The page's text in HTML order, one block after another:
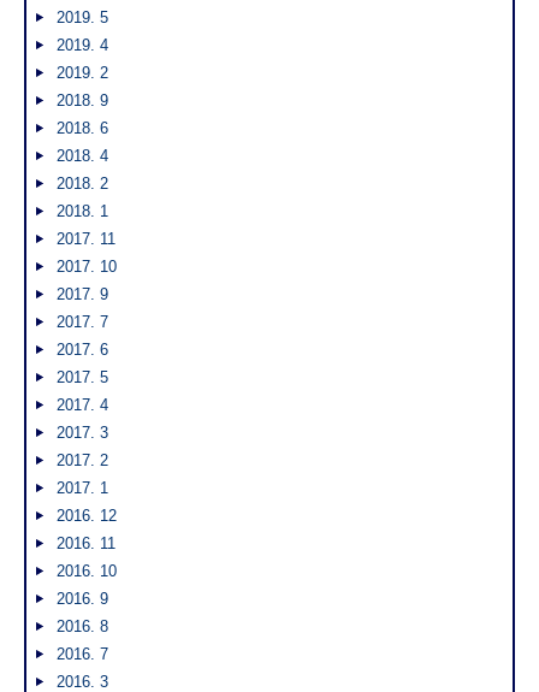
2019. 5
2019. 4
2019. 2
2018. 9
2018. 6
2018. 4
2018. 2
2018. 1
2017. 11
2017. 10
2017. 9
2017. 7
2017. 6
2017. 5
2017. 4
2017. 3
2017. 2
2017. 1
2016. 12
2016. 11
2016. 10
2016. 9
2016. 8
2016. 7
2016. 3